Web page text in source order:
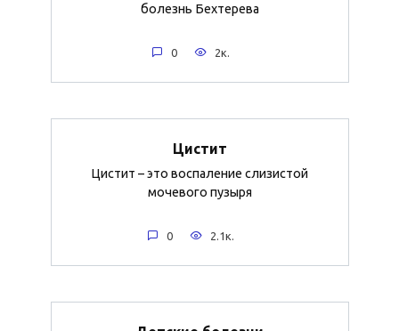
болезнь Бехтерева
0 2к.
Цистит
Цистит – это воспаление слизистой
мочевого пузыря
0 2.1к.